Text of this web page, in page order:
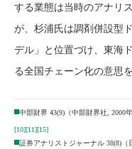
する業態は当時のアナリ
が、杉浦氏は調剤併設型
デル」と位置づけ、東海
る全国チェーン化の意思
中部財界 43(9)（中部財界社, 2000年
[10][11][15]
証券アナリストジャーナル 38(8)（